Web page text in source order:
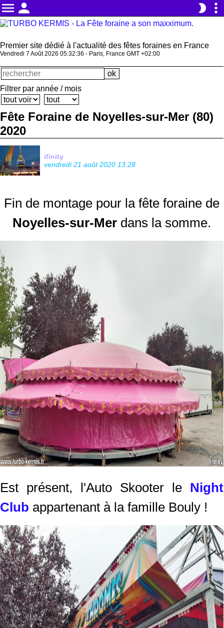
menu person brightness_2 more_vert
Premier site dédié à l'actualité des fêtes foraines en France
Vendredi 7 Août 2026 05:32:36 - Paris, France GMT +02:00
Filtrer par année / mois
Fête Foraine de Noyelles-sur-Mer (80)
2020
ifinity
vendredi 21 août 2020 13:28
Fin de montage pour la fête foraine de
Noyelles-sur-Mer dans la somme.
Est présent, l'Auto Skooter le Night
Club appartenant à la famille Bouly !